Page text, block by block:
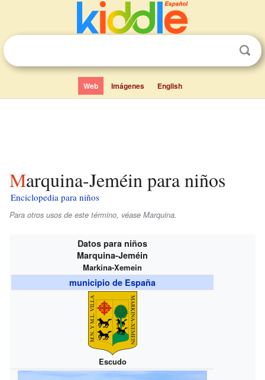
Web Imágenes English
Marquina-Jeméin para niños
Enciclopedia para niños
Para otros usos de este término, véase Marquina.
Datos para niños
Marquina-Jeméin
Markina-Xemein
municipio de España
Escudo